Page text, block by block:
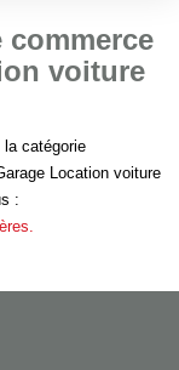
voiture
la catégorie
Location voiture
: